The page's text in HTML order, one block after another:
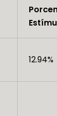
12.94%